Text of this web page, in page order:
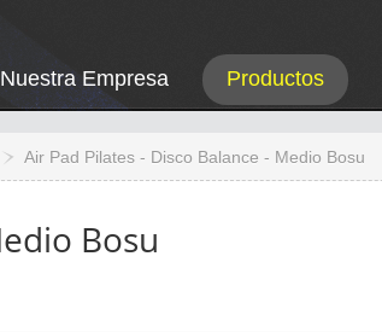
Nuestra Empresa Productos
Air Pad Pilates - Disco Balance - Medio Bosu
Bosu